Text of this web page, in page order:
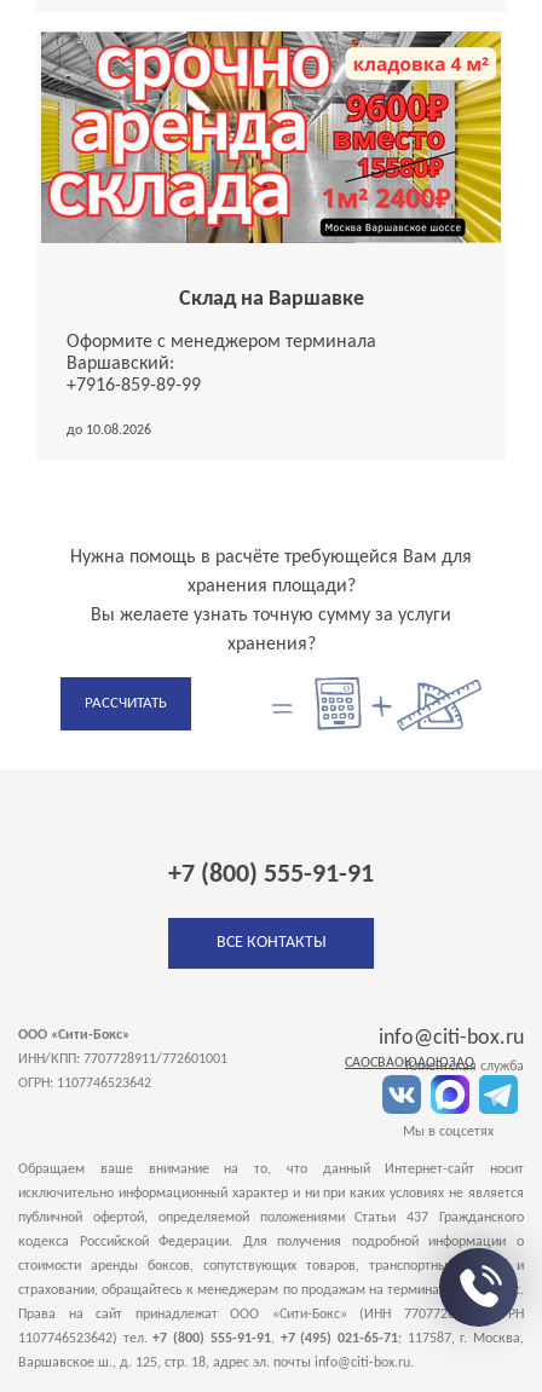
Склад на Варшавке
Оформите с менеджером терминала
Варшавский:
+7916-859-89-99
до 10.08.2026
Нужна помощь в расчёте требующейся Вам для
хранения площади?
Вы желаете узнать точную сумму за услуги
хранения?
РАССЧИТАТЬ
+7 (800) 555-91-91
ВСЕ КОНТАКТЫ
ООО «Сити-Бокс»
ИНН/КПП: 7707728911/772601001
ОГРН: 1107746523642
info@citi-box.ru
Клиентская служба
Мы в соцсетях
САОСВАОЮАОЮЗАО
Обращаем ваше внимание на то, что данный Интернет-сайт носит
исключительно информационный характер и ни при каких условиях не является
публичной офертой, определяемой положениями Статьи 437 Гражданского
кодекса Российской Федерации. Для получения подробной информации о
стоимости аренды боксов, сопутствующих товаров, транспортных услугах и
страховании, обращайтесь к менеджерам по продажам на терминалы Сити-Бокс.
Права на сайт принадлежат ООО «Сити-Бокс» (ИНН 7707728911, ОГРН
1107746523642) тел.+7 (800) 555-91-91, +7 (495) 021-65-71; 117587,г. Москва,
Варшавское ш., д. 125, стр. 18, адрес эл. почты info@citi-box.ru.